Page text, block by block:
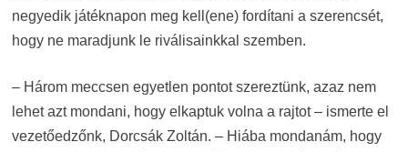
negyedik játéknapon meg kell(ene) fordítani a szerencsét,
hogy ne maradjunk le riválisainkkal szemben.
– Három meccsen egyetlen pontot szereztünk, azaz nem
lehet azt mondani, hogy elkaptuk volna a rajtot – ismerte el
vezetőedzőnk, Dorcsák Zoltán. – Hiába mondanám, hogy